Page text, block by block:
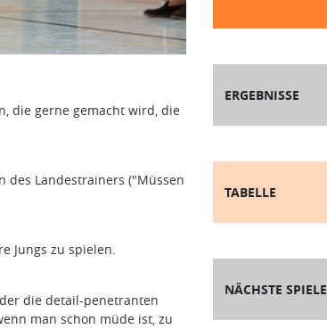
die gerne gemacht wird, die
des Landestrainers ("Müssen
Jungs zu spielen.
die detail-penetranten
man schon müde ist, zu
ERGEBNISSE
TABELLE
NÄCHSTE SPIELE